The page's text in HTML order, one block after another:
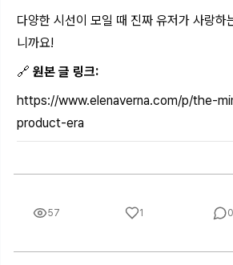
다양한 시선이 모일 때 진짜 유저가 사랑하
니까요!
🔗 원본 글 링크:
https://www.elenaverna.com/p/the-
product-era
57 1 0